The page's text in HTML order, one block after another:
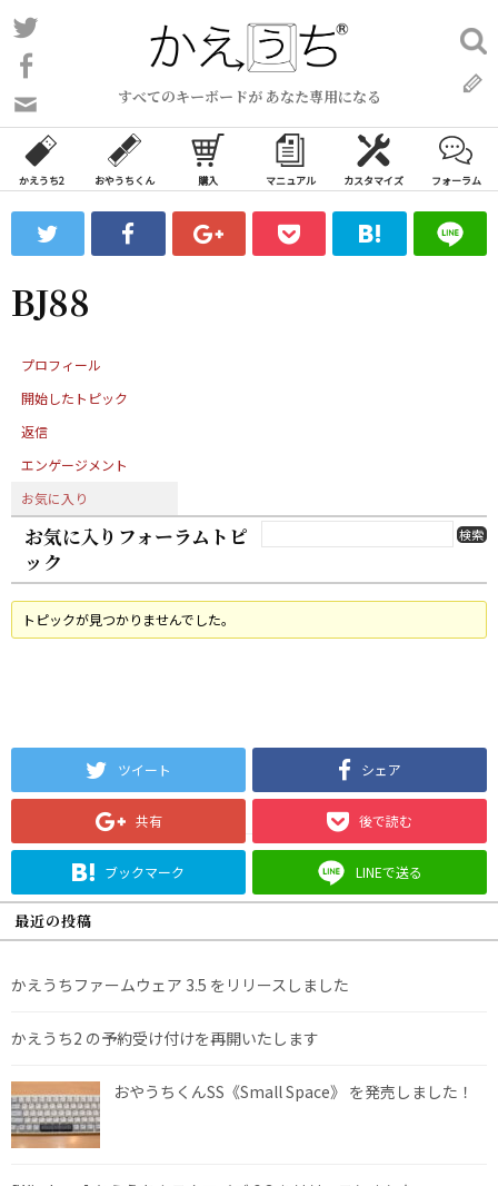
コ
ン
ン
ツ
ス
ッ
プ
すべてのキーボードが あなた専用になる
い
合
わ
フ
ォ
ム
検
索:
かえうち2 おやうちくん 購入 マニュアル カスタマイズ フォーラム
BJ88
プロフィール
開始したトピック
返信
エンゲージメント
お気に入り
お気に入りフォーラムトピ
ック
トピックが見つかりませんでした。
ツイート シェア
共有 後で読む
ブックマーク LINEで送る
最近の投稿
かえうちファームウェア 3.5 をリリースしました
かえうち2 の予約受け付けを再開いたします
おやうちくんSS《Small Space》 を発売しました！